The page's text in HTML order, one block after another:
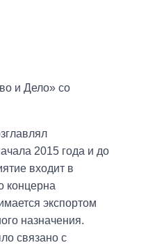
и Дело» со
2015 года и до
входит в
концерна
экспортом
назначения.
связано с